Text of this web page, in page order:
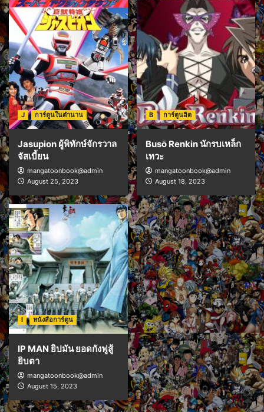
J การ์ตูนในตำนาน
Jasupion ผู้พิทักษ์จักรวาล
จัสเบี้ยน
mangatoonbook@admin
August 25, 2023
B การ์ตูนฮิต
Busō Renkin นักรบเหล็ก
เทวะ
mangatoonbook@admin
August 18, 2023
I หนังสือการ์ตูน
IP MAN ยิปมัน ยอดกังฟูสู้
ยิบตา
mangatoonbook@admin
August 15, 2023